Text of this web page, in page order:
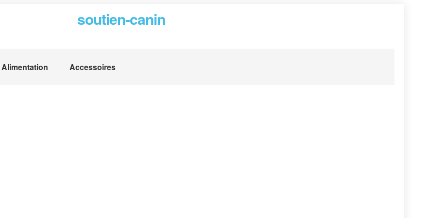
soutien-canin
Alimentation Accessoires